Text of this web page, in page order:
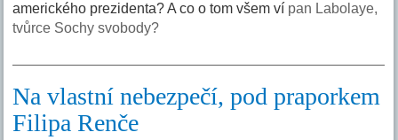
amerického prezidenta? A co o tom všem ví pan Labolaye,
tvůrce Sochy svobody?
Na vlastní nebezpečí, pod praporkem
Filipa Renče